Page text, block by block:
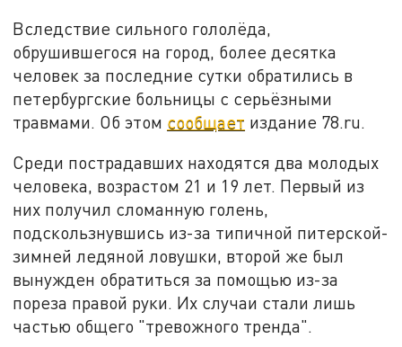
Вследствие сильного гололёда,
обрушившегося на город, более десятка
человек за последние сутки обратились в
петербургские больницы с серьёзными
травмами. Об этом сообщает издание 78.ru.
Среди пострадавших находятся два молодых
человека, возрастом 21 и 19 лет. Первый из
них получил сломанную голень,
подскользнувшись из-за типичной питерской-
зимней ледяной ловушки, второй же был
вынужден обратиться за помощью из-за
пореза правой руки. Их случаи стали лишь
частью общего "тревожного тренда".